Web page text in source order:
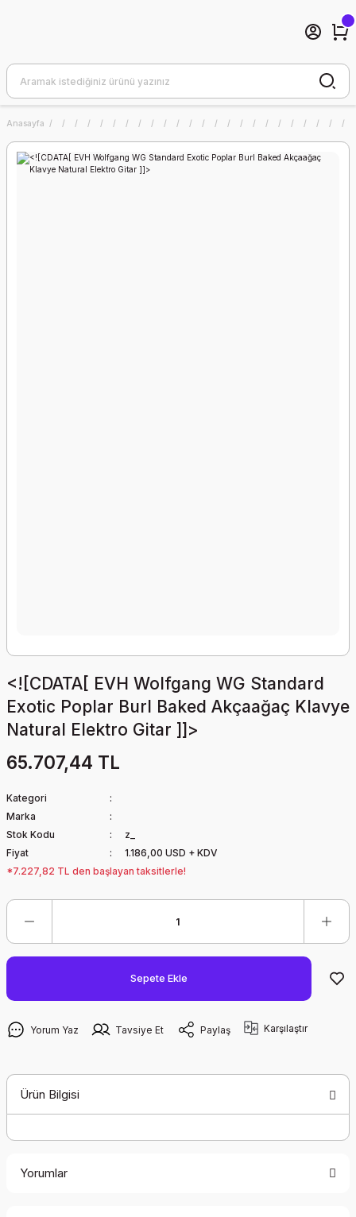
Anasayfa
<![CDATA[ EVH Wolfgang WG Standard
Exotic Poplar Burl Baked Akçaağaç Klavye
Natural Elektro Gitar ]]>
65.707,44 TL
Kategori
Marka
Stok Kodu
z_
Fiyat
1.186,00 USD + KDV
*7.227,82 TL den başlayan taksitlerle!
Sepete Ekle
Yorum Yaz Tavsiye Et Paylaş Karşılaştır
Ürün Bilgisi
Yorumlar